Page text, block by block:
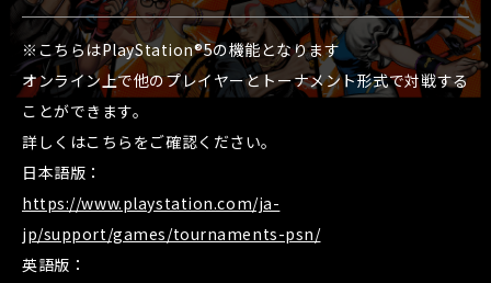
※こちらはPlayStation®5の機能となります
オンライン上で他のプレイヤーとトーナメント形式で対戦する
ことができます。
詳しくはこちらをご確認ください。
日本語版：
https://www.playstation.com/ja-
jp/support/games/tournaments-psn/
英語版：